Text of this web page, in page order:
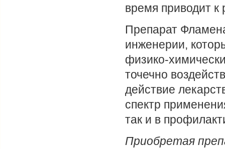
время приводит к
Препарат
инженерии,
физико-
точечно
действие
спектр
так и в
Приобретая